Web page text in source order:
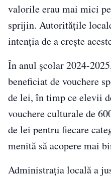
valorile erau mai mici
sprijin. Autoritățile
intenția de a crește
În anul școlar 2024-
beneficiat de vouchere
de lei, în timp ce elevii
vouchere culturale de
de lei pentru fiecare
menită să acopere mai
Administrația locală a